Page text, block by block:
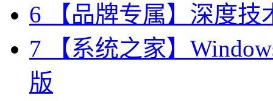
6 【品牌专属】深度技
7 【系统之家】
版